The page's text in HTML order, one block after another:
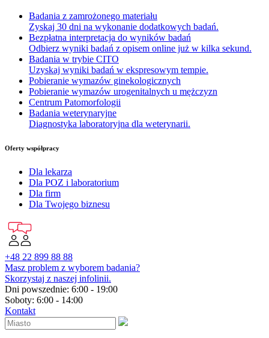
Badania z zamrożonego materiału
Zyskaj 30 dni na wykonanie dodatkowych badań.
Bezpłatna interpretacja do wyników badań
Odbierz wyniki badań z opisem online już w kilka sekund.
Badania w trybie CITO
Uzyskaj wyniki badań w ekspresowym tempie.
Pobieranie wymazów ginekologicznych
Pobieranie wymazów urogenitalnych u mężczyzn
Centrum Patomorfologii
Badania weterynaryjne
Diagnostyka laboratoryjna dla weterynarii.
Oferty współpracy
Dla lekarza
Dla POZ i laboratorium
Dla firm
Dla Twojego biznesu
+48 22 899 88 88
Masz problem z wyborem badania?
Skorzystaj z naszej infolinii.
Dni powszednie: 6:00 - 19:00
Soboty: 6:00 - 14:00
Kontakt